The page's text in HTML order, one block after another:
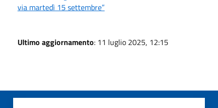
via martedì 15 settembre”
Ultimo aggiornamento: 11 luglio 2025, 12:15